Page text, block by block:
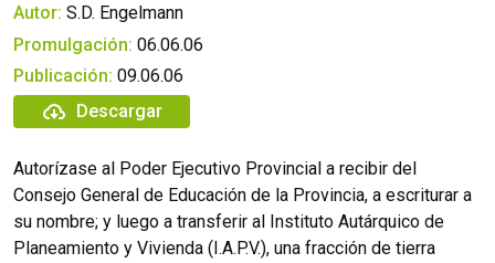
Autor: S.D. Engelmann
Promulgación: 06.06.06
Publicación: 09.06.06
Descargar
Autorízase al Poder Ejecutivo Provincial a recibir del
Consejo General de Educación de la Provincia, a escriturar a
su nombre; y luego a transferir al Instituto Autárquico de
Planeamiento y Vivienda (I.A.P.V.), una fracción de tierra